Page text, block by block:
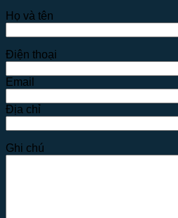
Họ và tên
Điện thoại
Email
Địa chỉ
Ghi chú